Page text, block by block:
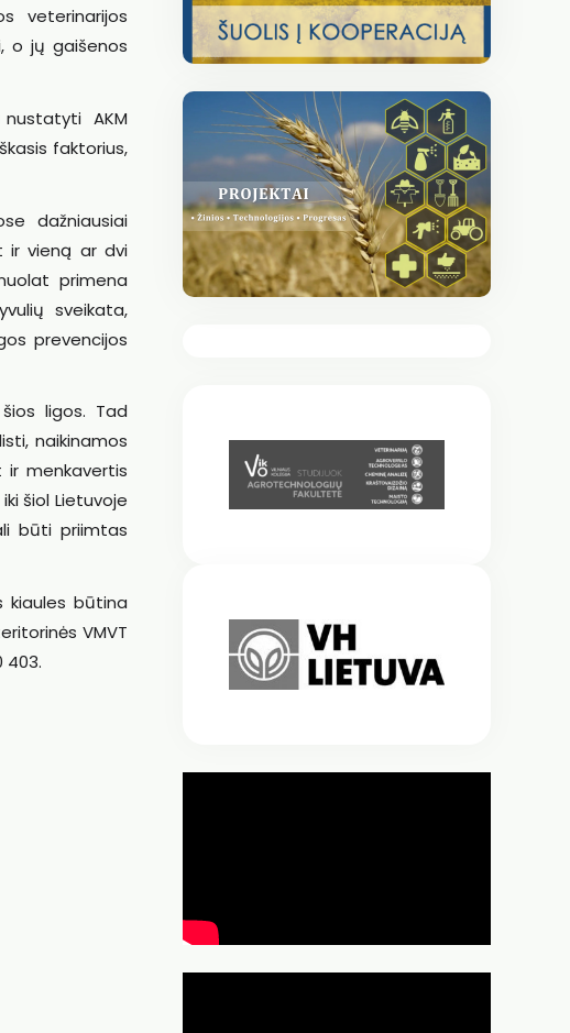
veterinarijos
o jų gaišenos
nustatyti AKM
faktorius,
dažniausiai
ir vieną ar dvi
primena
sveikata,
prevencijos
ligos. Tad
naikinamos
menkavertis
šiol Lietuvoje
būti priimtas
kiaules būtina
VMVT
403.